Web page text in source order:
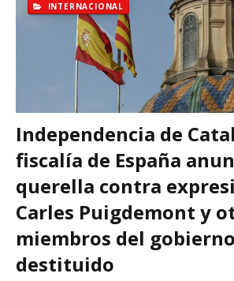
INTERNACIONAL
Independencia de
fiscalía de España
querella contra
Carles Puigdemont y
miembros del gobierno
destituido